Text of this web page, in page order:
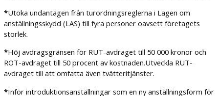
*Utöka undantagen från turordningsreglerna i Lagen om
anställningsskydd (LAS) till fyra personer oavsett företagets
storlek.
*Höj avdragsgränsen för RUT-avdraget till 50 000 kronor och
ROT-avdraget till 50 procent av kostnaden.Utveckla RUT-
avdraget till att omfatta även tvätteritjänster.
*Inför introduktionsanställningar som en ny anställningsform för